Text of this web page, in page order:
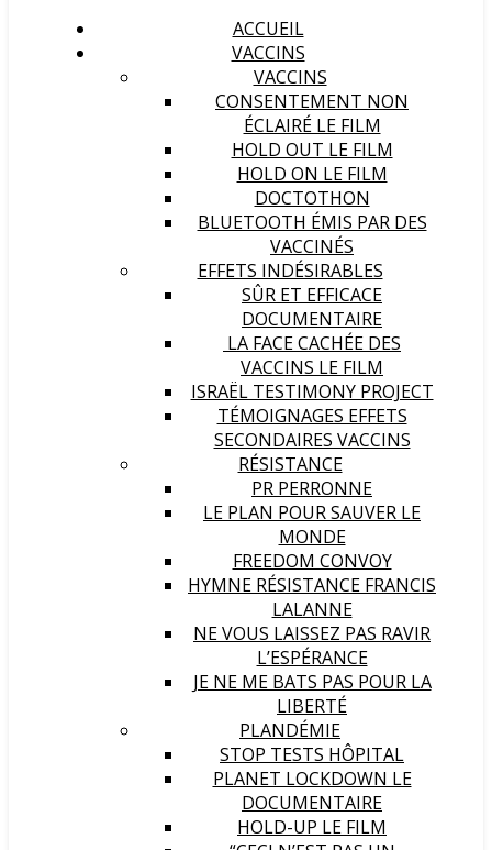
ACCUEIL
VACCINS
VACCINS
CONSENTEMENT NON
ÉCLAIRÉ LE FILM
HOLD OUT LE FILM
HOLD ON LE FILM
DOCTOTHON
BLUETOOTH ÉMIS PAR DES
VACCINÉS
EFFETS INDÉSIRABLES
SÛR ET EFFICACE
DOCUMENTAIRE
LA FACE CACHÉE DES
VACCINS LE FILM
ISRAËL TESTIMONY PROJECT
TÉMOIGNAGES EFFETS
SECONDAIRES VACCINS
RÉSISTANCE
PR PERRONNE
LE PLAN POUR SAUVER LE
MONDE
FREEDOM CONVOY
HYMNE RÉSISTANCE FRANCIS
LALANNE
NE VOUS LAISSEZ PAS RAVIR
L’ESPÉRANCE
JE NE ME BATS PAS POUR LA
LIBERTÉ
PLANDÉMIE
STOP TESTS HÔPITAL
PLANET LOCKDOWN LE
DOCUMENTAIRE
HOLD-UP LE FILM